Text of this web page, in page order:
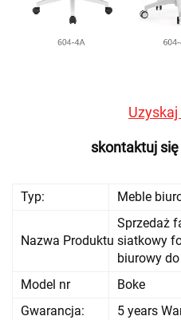
skontaktuj
Typ: Meble
Nazwa Produktu
Sprzedaż
siatkowy
biurowy
Model nr
Boke
Gwarancja:
5 years